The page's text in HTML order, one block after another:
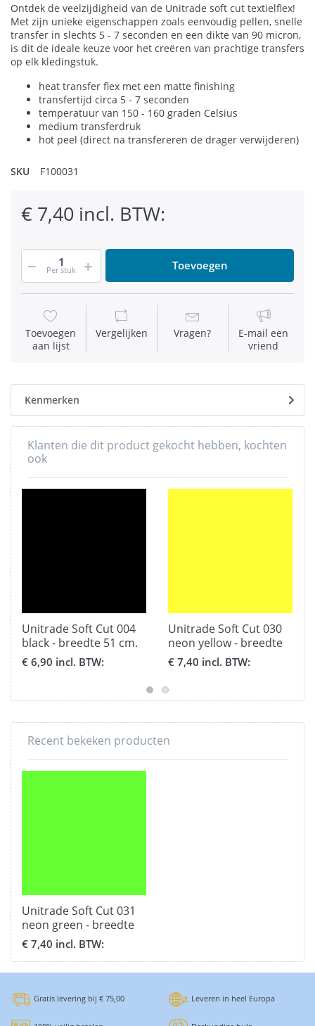
Ontdek de veelzijdigheid van de Unitrade soft cut textielflex!
Met zijn unieke eigenschappen zoals eenvoudig pellen, snelle
transfer in slechts 5 - 7 seconden en een dikte van 90 micron,
is dit de ideale keuze voor het creëren van prachtige transfers
op elk kledingstuk.
heat transfer flex met een matte finishing
transfertijd circa 5 - 7 seconden
temperatuur van 150 - 160 graden Celsius
medium transferdruk
hot peel (direct na transfereren de drager verwijderen)
SKU F100031
€ 7,40 incl. BTW:
Per stuk Toevoegen
Toevoegen
aan lijst
Vergelijken Vragen?
E-mail een
vriend
Kenmerken
Klanten die dit product gekocht hebben, kochten
ook
Unitrade Soft Cut 004
black - breedte 51 cm.
€ 6,90 incl. BTW:
Unitrade Soft Cut 030
neon yellow - breedte
51 cm.
€ 7,40 incl. BTW:
Recent bekeken producten
Unitrade Soft Cut 031
neon green - breedte
51 cm.
€ 7,40 incl. BTW:
Gratis levering bij € 75,00 Leveren in heel Europa